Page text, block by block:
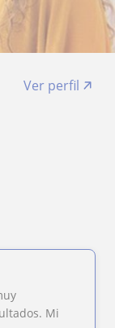
Ver perfil
Mi